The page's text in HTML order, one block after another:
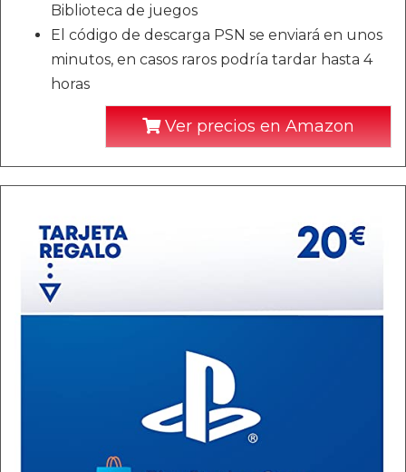
Biblioteca de juegos
El código de descarga PSN se enviará en unos
minutos, en casos raros podría tardar hasta 4
horas
Ver precios en Amazon